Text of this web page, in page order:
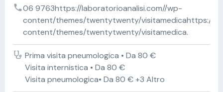
06 9763https://laboratorioanalisi.com//wp-
content/themes/twentytwenty/visitamedicahttps://
content/themes/twentytwenty/visitamedica.
Prima visita pneumologica • Da 80 €
Visita internistica • Da 80 €
Visita pneumologica• Da 80 € +3 Altro